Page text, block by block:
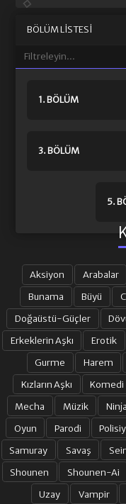
BÖLÜM LISTESI
1. BÖLÜM
3. BÖLÜM
5.
Aksiyon Arabalar
Bunama
Büyü
Doğaüstü-Güçler
Erkeklerin Aşkı
Erotik
Gurme
Harem
Kızların Aşkı
Komedi
Mecha
Müzik Ninja
Oyun
Parodi
Samuray
Savaş
Shounen
Shounen-Ai
Uzay
Vampir